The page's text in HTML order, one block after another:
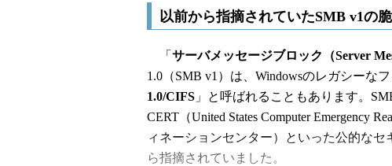
以前から指摘されていたSMB v1の
「 サーバメッセージブロック（Server
1.0（SMB v1）は、Windowsのレガシーな
1.0/CIFS 」と呼ばれることもあります。
CERT（United States Computer Emergency
ィネーションセンター）といった公的な
ら指摘されていました。